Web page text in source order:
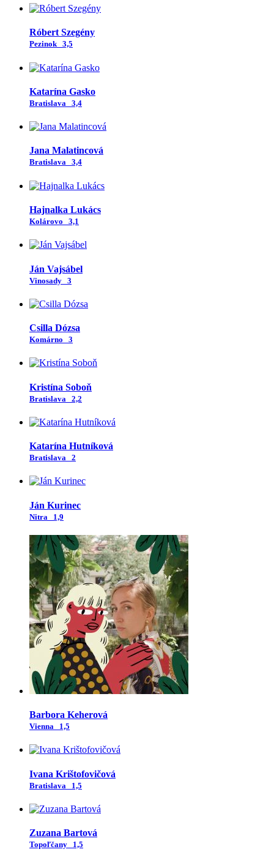
Róbert Szegény
Pezinok 3,5
Katarína Gasko
Bratislava 3,4
Jana Malatincová
Bratislava 3,4
Hajnalka Lukács
Kolárovo 3,1
Ján Vajsábel
Vinosady 3
Csilla Dózsa
Komárno 3
Kristína Soboň
Bratislava 2,2
Katarína Hutníková
Bratislava 2
Ján Kurinec
Nitra 1,9
Barbora Keherová
Vienna 1,5
Ivana Krištofovičová
Bratislava 1,5
Zuzana Bartová
Topoľčany 1,5